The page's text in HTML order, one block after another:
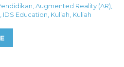
Augmented Reality (AR)
IDS Education Kuliah Kuliah